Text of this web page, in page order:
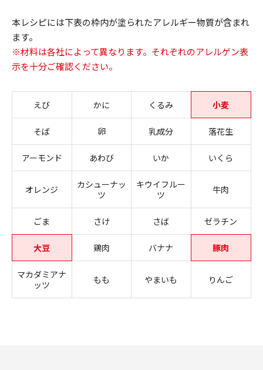
本レシピには下表の枠内が塗られたアレルギー物質が含まれ
ます。
※材料は各社によって異なります。それぞれのアレルゲン表
示を十分ご確認ください。
えび かに くるみ 小麦
そば 卵 乳成分 落花生
アーモンド あわび いか いくら
オレンジ
カシューナッ
ツ
キウイフルー
ツ
牛肉
ごま さけ さば ゼラチン
大豆 鶏肉 バナナ 豚肉
マカダミアナ
ッツ
もも やまいも りんご